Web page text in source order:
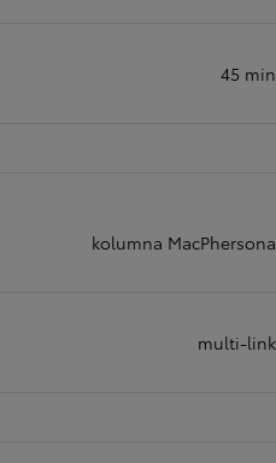
45 min
kolumna MacPhersona
multi-link